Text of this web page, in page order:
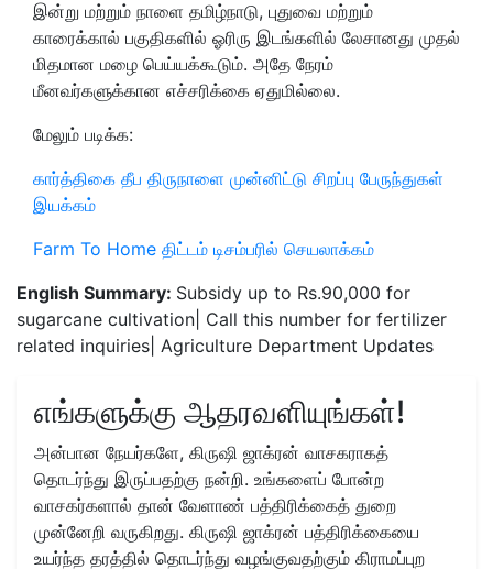
இன்று மற்றும் நாளை தமிழ்நாடு, புதுவை மற்றும்
காரைக்கால் பகுதிகளில் ஓரிரு இடங்களில் லேசானது முதல்
மிதமான மழை பெய்யக்கூடும். அதே நேரம்
மீனவர்களுக்கான எச்சரிக்கை ஏதுமில்லை.
மேலும் படிக்க:
கார்த்திகை தீப திருநாளை முன்னிட்டு சிறப்பு பேருந்துகள்
இயக்கம்
Farm To Home திட்டம் டிசம்பரில் செயலாக்கம்
English Summary: Subsidy up to Rs.90,000 for
sugarcane cultivation| Call this number for fertilizer
related inquiries| Agriculture Department Updates
எங்களுக்கு ஆதரவளியுங்கள்!
அன்பான நேயர்களே, கிருஷி ஜாக்ரன் வாசகராகத்
தொடர்ந்து இருப்பதற்கு நன்றி. உங்களைப் போன்ற
வாசகர்களால் தான் வேளாண் பத்திரிக்கைத் துறை
முன்னேறி வருகிறது. கிருஷி ஜாக்ரன் பத்திரிக்கையை
உயர்ந்த தரத்தில் தொடர்ந்து வழங்குவதற்கும் கிராமப்புற